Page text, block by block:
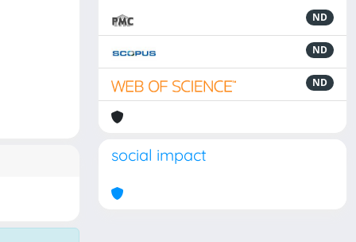
ND
ND
ND
social impact